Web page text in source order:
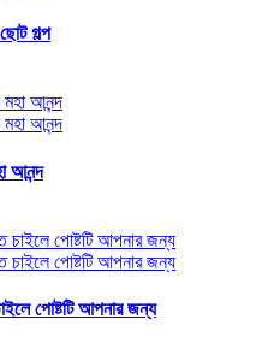
গল্প
আনন্দ
পোষ্টটি আপনার জন্য